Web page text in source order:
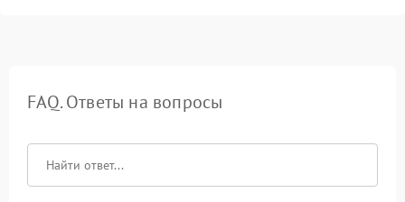
FAQ. Ответы на вопросы